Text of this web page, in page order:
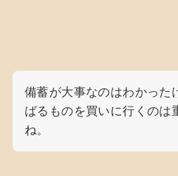
備蓄が大事なのはわかった
ばるものを買いに行くのは
ね。